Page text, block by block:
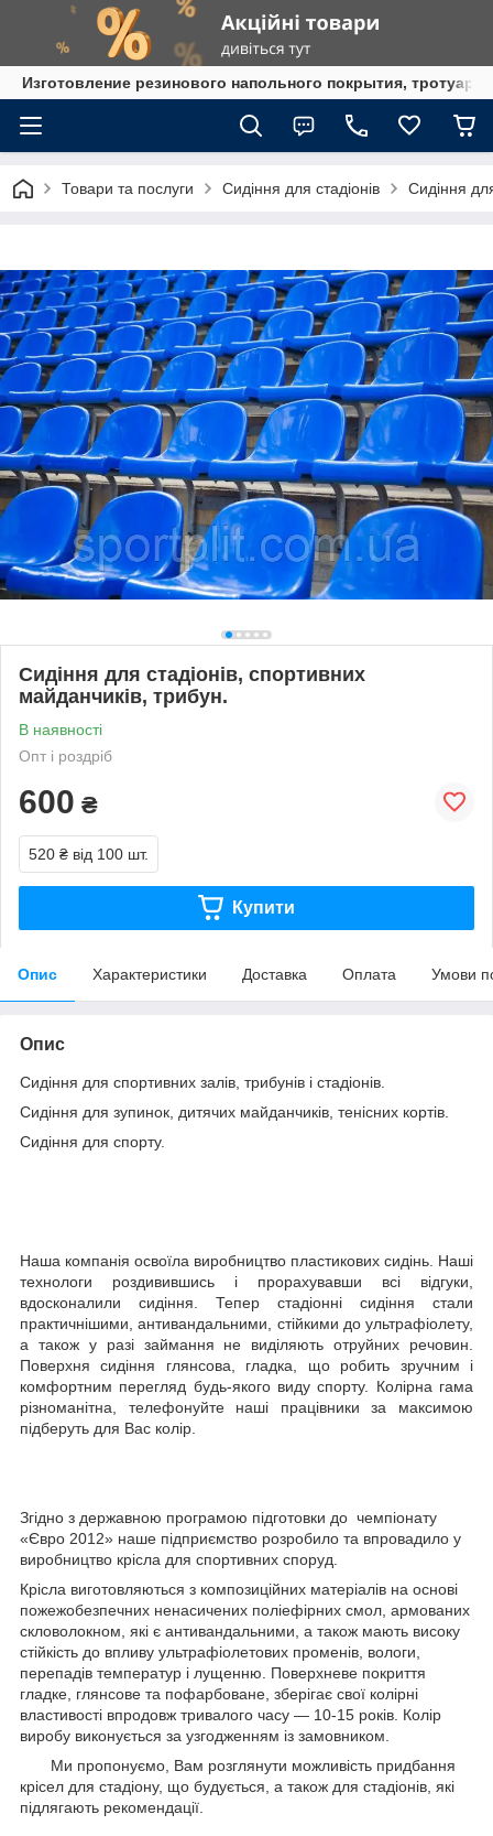
Изготовление резинового напольного покрытия,
Товари та послуги Сидіння для стадіонів Сидіння
Сидіння для стадіонів, спортивних
майданчиків, трибун.
В наявності
Опт і роздріб
600 ₴
520 ₴ від 100 шт.
Купити
Опис Характеристики Доставка Оплата Умови
Опис
Сидіння для спортивних залів, трибунів і стадіонів.
Сидіння для зупинок, дитячих майданчиків, тенісних кортів.
Сидіння для спорту.
Наша компанія освоїла виробництво пластикових сидінь. Наші
технологи роздивившись і прорахувавши всі відгуки,
вдосконалили сидіння. Тепер стадіонні сидіння стали
практичнішими, антивандальними, стійкими до ультрафіолету,
а також у разі займання не виділяють отруйних речовин.
Поверхня сидіння глянсова, гладка, що робить зручним і
комфортним перегляд будь-якого виду спорту. Колірна гама
різноманітна, телефонуйте наші працівники за максимою
підберуть для Вас колір.
Згідно з державною програмою підготовки до чемпіонату
«Євро 2012» наше підприємство розробило та впровадило у
виробництво крісла для спортивних споруд.
Крісла виготовляються з композиційних матеріалів на основі
пожежобезпечних ненасичених поліефірних смол, армованих
скловолокном, які є антивандальними, а також мають високу
стійкість до впливу ультрафіолетових променів, вологи,
перепадів температур і лущенню. Поверхневе покриття
гладке, глянсове та пофарбоване, зберігає свої колірні
властивості впродовж тривалого часу — 10-15 років. Колір
виробу виконується за узгодженням із замовником.
Ми пропонуємо, Вам розглянути можливість придбання
крісел для стадіону, що будується, а також для стадіонів, які
підлягають рекомендації.